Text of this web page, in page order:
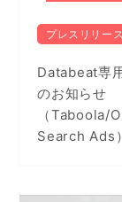
プレスリリース
Databeat専
のお知らせ
（
Search Ads）